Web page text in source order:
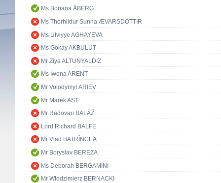
Ms Boriana ÅBERG
Ms Thórhildur Sunna ÆVARSDÓTTIR
Ms Ulviyye AGHAYEVA
Ms Gökay AKBULUT
Mr Ziya ALTUNYALDIZ
Ms Iwona ARENT
Mr Volodymyr ARIEV
Mr Marek AST
Mr Radovan BALÁŽ
Lord Richard BALFE
Mr Vlad BATRÎNCEA
Mr Boryslav BEREZA
Ms Deborah BERGAMINI
Mr Włodzimierz BERNACKI